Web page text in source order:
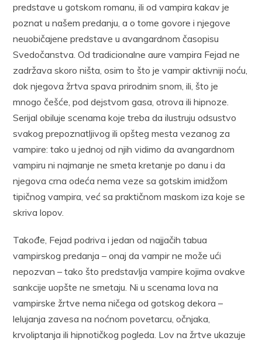
predstave u gotskom romanu, ili od vampira kakav je
poznat u našem predanju, a o tome govore i njegove
neuobičajene predstave u avangardnom časopisu
Svedočanstva. Od tradicionalne aure vampira Fejad ne
zadržava skoro ništa, osim to što je vampir aktivniji noću,
dok njegova žrtva spava prirodnim snom, ili, što je
mnogo češće, pod dejstvom gasa, otrova ili hipnoze.
Serijal obiluje scenama koje treba da ilustruju odsustvo
svakog prepoznatljivog ili opšteg mesta vezanog za
vampire: tako u jednoj od njih vidimo da avangardnom
vampiru ni najmanje ne smeta kretanje po danu i da
njegova crna odeća nema veze sa gotskim imidžom
tipičnog vampira, već sa praktičnom maskom iza koje se
skriva lopov.
Takođe, Fejad podriva i jedan od najjačih tabua
vampirskog predanja – onaj da vampir ne može ući
nepozvan – tako što predstavlja vampire kojima ovakve
sankcije uopšte ne smetaju. Ni u scenama lova na
vampirske žrtve nema ničega od gotskog dekora –
lelujanja zavesa na noćnom povetarcu, očnjaka,
krvoliptanja ili hipnotičkog pogleda. Lov na žrtve ukazuje